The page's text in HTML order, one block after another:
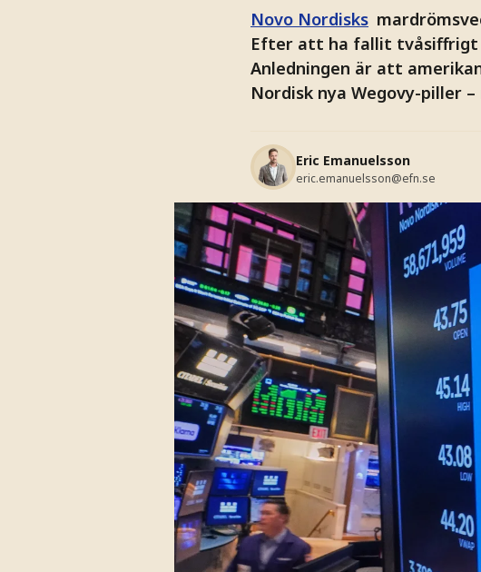
Novo Nordisks
Efter att ha fallit tvåsiffrigt
Anledningen är att
Nordisk nya Wegovy-piller
Eric Emanuelsson
eric.emanuelsson@efn.se